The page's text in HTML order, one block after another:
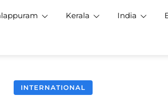
Kerala India
INTERNATIONAL